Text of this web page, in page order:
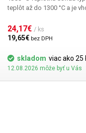
teplôt až do 1300 °C a je
mm a priemer 9 mm
a je
izolovaná keramickými
teplotám a majú dobrú
teplotný článok a
štítom so skrutkovacími
sondy sa používajú dva
Štandardne je
24,17€ / ks
19,65€ bez DPH
skladom viac ako 25
12.08.2026 môže byť u Vás